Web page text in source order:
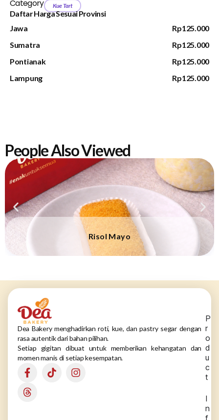
Category Kue Tart
Daftar Harga Sesuai Provinsi
Jawa
Rp125.000
Sumatra
Rp125.000
Pontianak
Rp125.000
Lampung
Rp125.000
People Also Viewed
Risol Mayo
Dea Bakery menghadirkan roti, kue, dan pastry segar dengan
rasa autentik dari bahan pilihan.
Setiap gigitan dibuat untuk memberikan kehangatan dan
momen manis di setiap kesempatan.
P
r
o
d
u
c
t
I
n
f